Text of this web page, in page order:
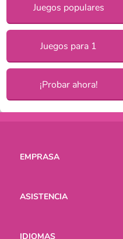
Juegos populares
Juegos para 1
¡Probar ahora!
EMPRASA
ASISTENCIA
IDIOMAS